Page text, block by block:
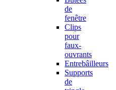
de
fenêtre
Clips
pour
faux-
ouvrants
Entrebâilleurs
Supports
de